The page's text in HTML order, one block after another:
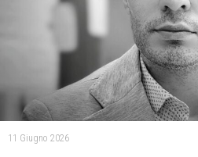
11 Giugno 2026